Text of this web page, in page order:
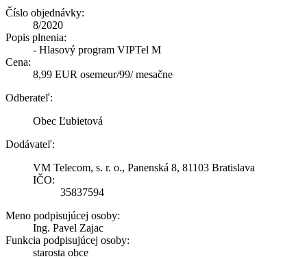
Číslo objednávky:
8/2020
Popis plnenia:
- Hlasový program VIPTel M
Cena:
8,99 EUR osemeur/99/ mesačne
Odberateľ:
Obec Ľubietová
Dodávateľ:
VM Telecom, s. r. o., Panenská 8, 81103 Bratislava
IČO:
35837594
Meno podpisujúcej osoby:
Ing. Pavel Zajac
Funkcia podpisujúcej osoby:
starosta obce